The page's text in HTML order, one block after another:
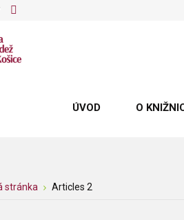
ÚVOD O
stránka Articles 2